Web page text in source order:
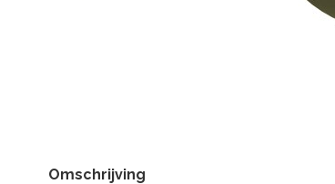
Omschrijving